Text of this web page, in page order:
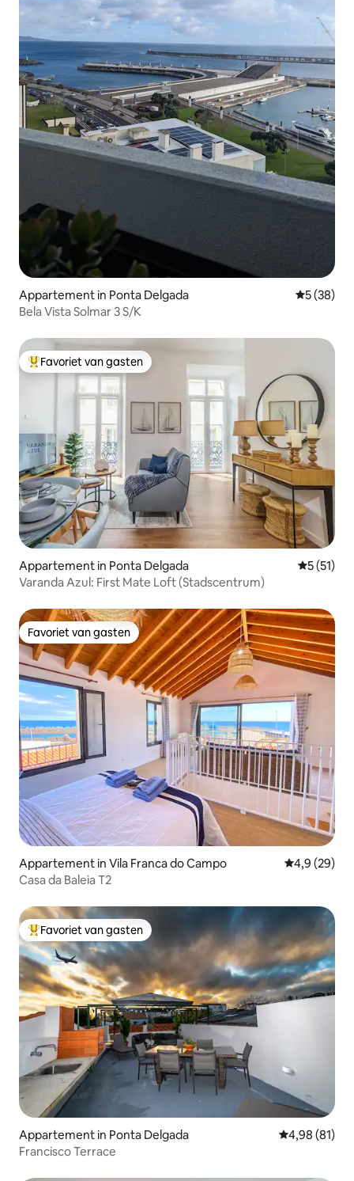
Appartement in Ponta Delgada
5 (38)
Bela Vista Solmar 3 S/K
Topfavoriet van gasten
Favoriet van gasten
Appartement in Ponta Delgada
5 (51)
Varanda Azul: First Mate Loft (Stadscentrum)
Favoriet van gasten
Favoriet van gasten
Appartement in Vila Franca do Campo Gemiddelde
4,9 (29)
Casa da Baleia T2
Topfavoriet van gasten
Favoriet van gasten
Appartement in Ponta Delgada Gemiddelde
4,98 (81)
Francisco Terrace